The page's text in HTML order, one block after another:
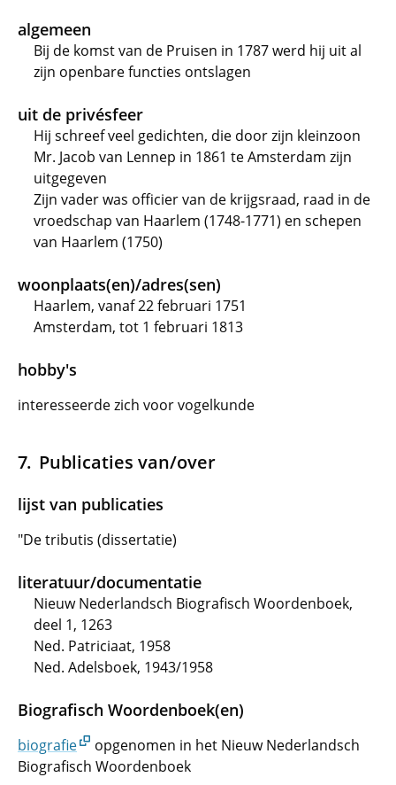
algemeen
Bij de komst van de Pruisen in 1787 werd hij uit al
zijn openbare functies ontslagen
uit de privésfeer
Hij schreef veel gedichten, die door zijn kleinzoon
Mr. Jacob van Lennep in 1861 te Amsterdam zijn
uitgegeven
Zijn vader was officier van de krijgsraad, raad in de
vroedschap van Haarlem (1748-1771) en schepen
van Haarlem (1750)
woonplaats(en)/adres(sen)
Haarlem, vanaf 22 februari 1751
Amsterdam, tot 1 februari 1813
hobby's
interesseerde zich voor vogelkunde
Publicaties van/over
lijst van publicaties
"De tributis (dissertatie)
literatuur/documentatie
Nieuw Nederlandsch Biografisch Woordenboek,
deel 1, 1263
Ned. Patriciaat, 1958
Ned. Adelsboek, 1943/1958
Biografisch Woordenboek(en)
biografie
opgenomen in het Nieuw Nederlandsch
Biografisch Woordenboek